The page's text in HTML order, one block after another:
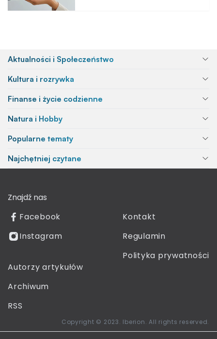
Aktualności i Społeczeństwo
Kultura i rozrywka
Finanse i życie codzienne
Natura i Hobby
Popularne tematy
Najchętniej czytane
Znajdź nas
Facebook
Instagram
Kontakt
Regulamin
Polityka prywatności
Autorzy artykułów
Archiwum
RSS
Copyright © 2023. Iberion. All rights reserved.